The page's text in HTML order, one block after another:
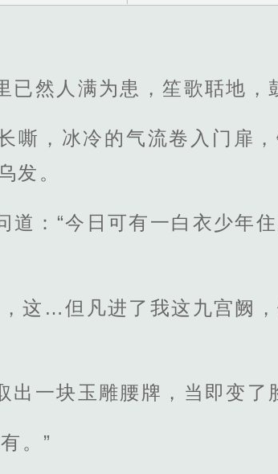
然人满为患，笙歌聒地，
嘶，冰冷的气流卷入门扉
发。
道：“今日可有一白衣少年
这…但凡进了我这九宫阙，
一块玉雕腰牌，当即变了
。”